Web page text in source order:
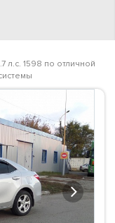
л.с. 1598 по отличной
Next